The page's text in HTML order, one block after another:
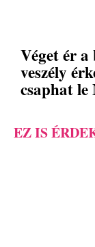
Véget ér
veszély
csaphat
EZ IS